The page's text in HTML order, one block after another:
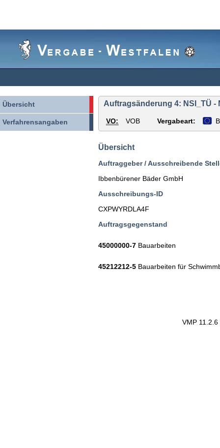
Übersicht
Verfahrensangaben
Auftragsänderung 4: NSI_TÜ
VO: VOB Vergabeart:
Übersicht
Auftraggeber / Ausschreibende
Ibbenbürener Bäder GmbH
Ausschreibungs-ID
CXPWYRDLA4F
Auftragsgegenstand
45000000-7 Bauarbeiten
45212212-5 Bauarbeiten für
VMP 11.2.6